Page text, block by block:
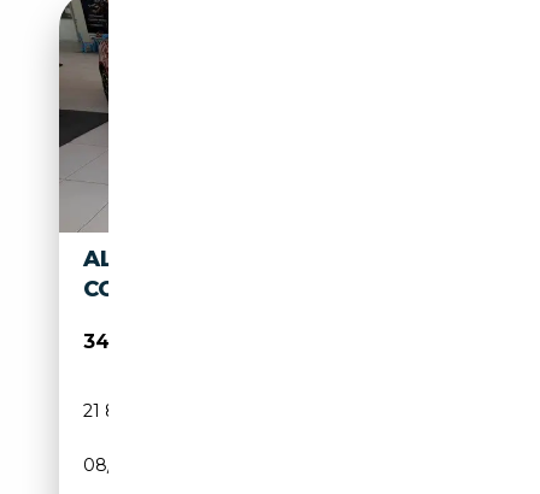
ALFA ROMEO GIULIA
COMPETIZIONE 2.0 16V Q4
34 990€
21 800 km
08/2023